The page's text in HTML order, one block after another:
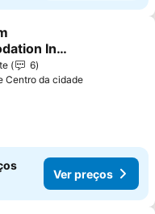
aos favoritos
In
6
Centro da cidade
Ver preços